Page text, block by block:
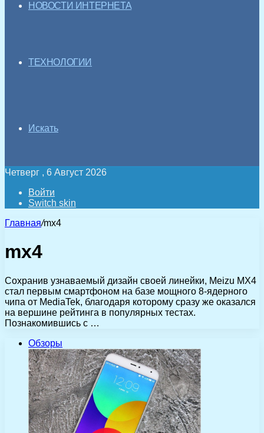
НОВОСТИ ИНТЕРНЕТА
ТЕХНОЛОГИИ
Искать
Четверг , 6 Август 2026
Войти
Switch skin
Главная/mx4
mx4
Сохранив узнаваемый дизайн своей линейки, Meizu MX4
стал первым смартфоном на базе мощного 8-ядерного
чипа от MediaTek, благодаря которому сразу же оказался
на вершине рейтинга в популярных тестах.
Познакомившись с …
Обзоры